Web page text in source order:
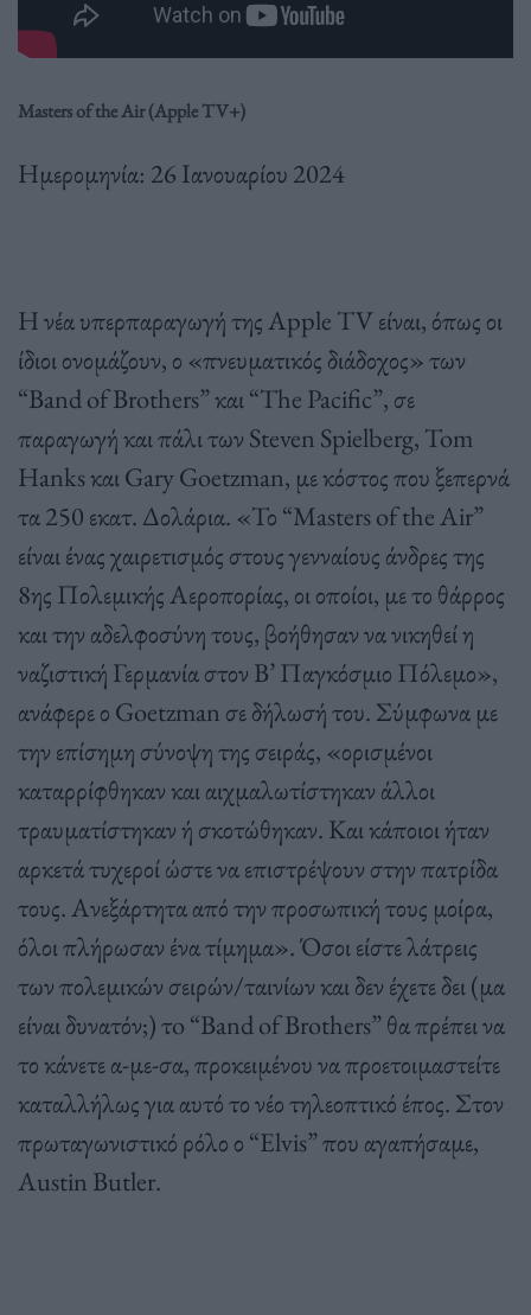
Masters of the Air (Apple TV+)
Ημερομηνία: 26 Ιανουαρίου 2024
Η νέα υπερπαραγωγή της Apple TV είναι, όπως οι
ίδιοι ονομάζουν, ο «πνευματικός διάδοχος» των
“Band of Brothers” και “The Pacific”, σε
παραγωγή και πάλι των Steven Spielberg, Tom
Hanks και Gary Goetzman, με κόστος που ξεπερνά
τα 250 εκατ. Δολάρια. «Το “Masters of the Air”
είναι ένας χαιρετισμός στους γενναίους άνδρες της
8ης Πολεμικής Αεροπορίας, οι οποίοι, με το θάρρος
και την αδελφοσύνη τους, βοήθησαν να νικηθεί η
ναζιστική Γερμανία στον Β’ Παγκόσμιο Πόλεμο»,
ανάφερε ο Goetzman σε δήλωσή του. Σύμφωνα με
την επίσημη σύνοψη της σειράς, «ορισμένοι
καταρρίφθηκαν και αιχμαλωτίστηκαν άλλοι
τραυματίστηκαν ή σκοτώθηκαν. Και κάποιοι ήταν
αρκετά τυχεροί ώστε να επιστρέψουν στην πατρίδα
τους. Ανεξάρτητα από την προσωπική τους μοίρα,
όλοι πλήρωσαν ένα τίμημα». Όσοι είστε λάτρεις
των πολεμικών σειρών/ταινίων και δεν έχετε δει (μα
είναι δυνατόν;) τo “Band of Brothers” θα πρέπει να
το κάνετε α-με-σα, προκειμένου να προετοιμαστείτε
καταλλήλως για αυτό το νέο τηλεοπτικό έπος. Στον
πρωταγωνιστικό ρόλο ο “Elvis” που αγαπήσαμε,
Austin Butler.